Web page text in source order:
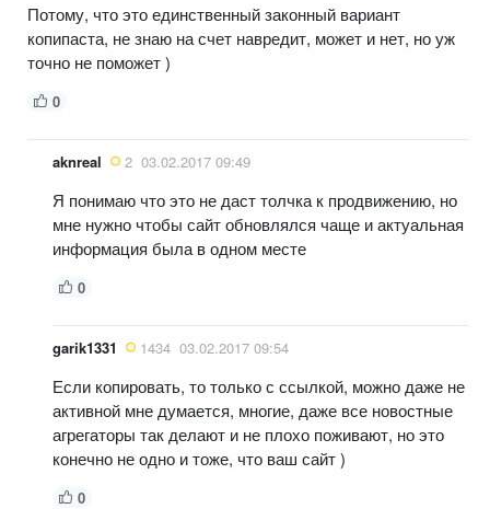
Потому, что это единственный законный вариант
копипаста, не знаю на счет навредит, может и нет, но уж
точно не поможет )
0
aknreal 2 03.02.2017 09:49
Я понимаю что это не даст толчка к продвижению, но
мне нужно чтобы сайт обновлялся чаще и актуальная
информация была в одном месте
0
garik1331 1434 03.02.2017 09:54
Если копировать, то только с ссылкой, можно даже не
активной мне думается, многие, даже все новостные
агрегаторы так делают и не плохо поживают, но это
конечно не одно и тоже, что ваш сайт )
0